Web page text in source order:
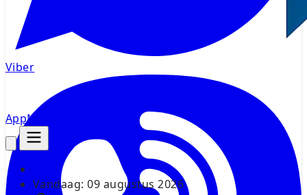
AppMsr
Vandaag: 09 augustus 2026
Viber